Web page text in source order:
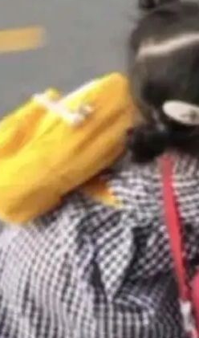
、无数的基础设
去十年，维护它
a>）</l
交给搜索引擎。
show_
：容器不适合 Ag
。 Cloudflare
的——他们用 W
Matthew Pri
Isolate 运行代
它们需要的是 Iso
的问题在于启动
执行的任务可能
容器从冷启动到
回应苹果
this wron
告上法庭，指
秘密。苹果的诉
地从前东家挖
没发律师
网贴了一篇博
getting this wro
聊天记
果外部律师 Gabr
23 日下午 5:53
发了封邮
配合调查前苹
WorkBu
活的AI办公
版上架HUAWE
接下载即可使
值得一提的是，
入WorkBuddy P
磅功能——你写
干扰。一句话让
！ 温馨提示：
请将 HUAWEI M
6.1.0.135S
，以此纪
今天正式发
来新一代音视频
还有一个特殊之
。 这个名字，
）。 对于
掉 1215
部报告显示，AI